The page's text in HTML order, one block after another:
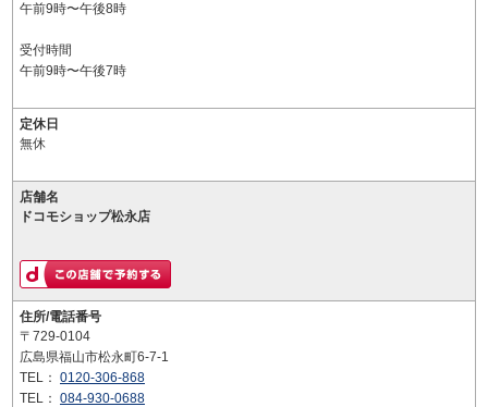
午前9時〜午後8時
受付時間
午前9時〜午後7時
定休日
無休
店舗名
ドコモショップ松永店
住所/電話番号
〒729-0104
広島県福山市松永町6-7-1
TEL： 0120-306-868
TEL： 084-930-0688